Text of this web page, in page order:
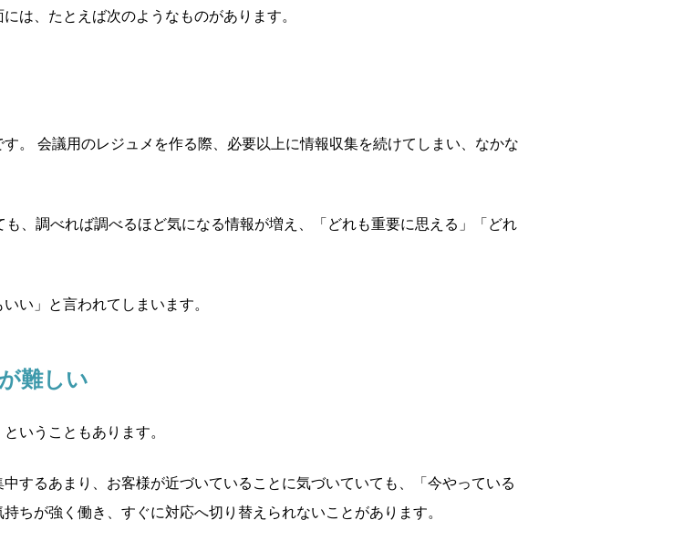
は、たとえば次のようなものがあります。
。 会議用のレジュメを作る際、必要以上に情報収集を続けてしまい、なかな
、調べれば調べるほど気になる情報が増え、「どれも重要に思える」「どれ
い」と言われてしまいます。
難しい
いうこともあります。
するあまり、お客様が近づいていることに気づいていても、「今やっている
ちが強く働き、すぐに対応へ切り替えられないことがあります。